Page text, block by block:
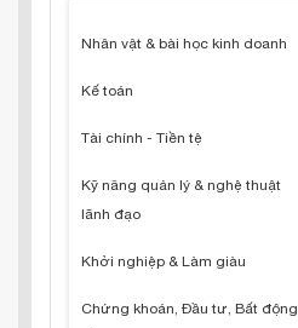
Nhân vật & bài học kinh doanh
Kế toán
Tài chính - Tiền tệ
Kỹ năng quản lý & nghệ thuật
lãnh đạo
Khởi nghiệp & Làm giàu
Chứng khoán, Đầu tư, Bất động